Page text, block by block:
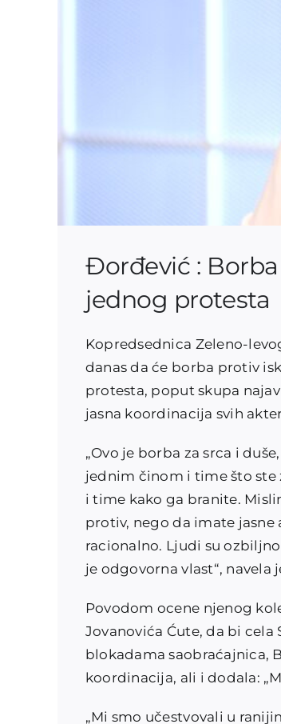
Đorđević :
jednog protesta
Kopredsednica Zeleno-
danas da će borba protiv
protesta, poput skupa
jasna koordinacija svih
„Ovo je borba za srca i
jednim činom i time što ste
i time kako ga branite.
protiv, nego da imate
racionalno. Ljudi su
je odgovorna vlast“, navela
Povodom ocene njenog
Jovanovića Ćute, da bi
blokadama saobraćajnica,
koordinacija, ali i dodala:
„Mi smo učestvovali u